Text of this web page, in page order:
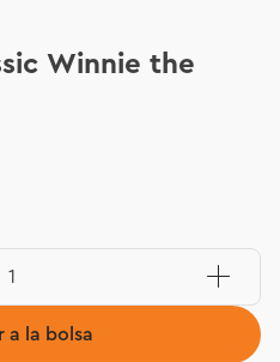
Winnie the
a la bolsa